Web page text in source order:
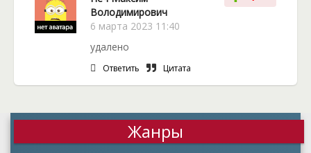
Володимирович
6 марта 2023 11:40
удалено
Ответить Цитата
Жанры